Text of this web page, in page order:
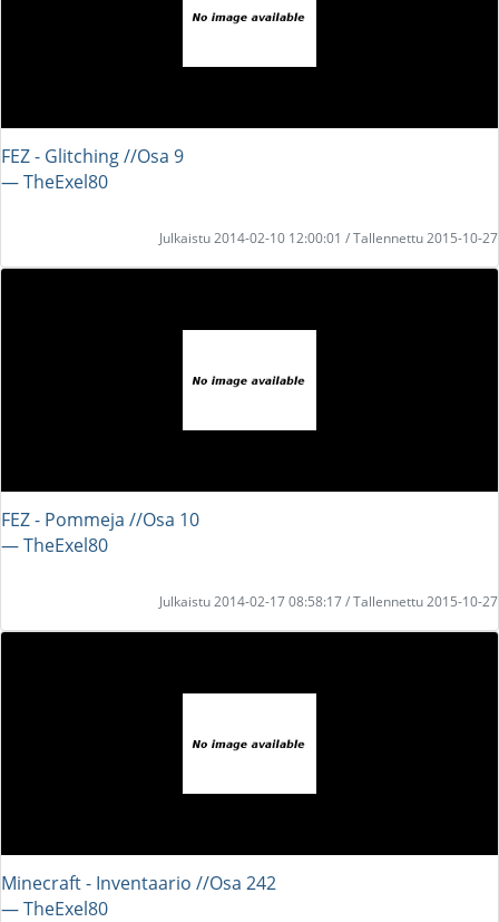
FEZ - Glitching //Osa 9
― TheExel80
Julkaistu 2014-02-10 12:00:01 / Tallennettu 2015-10-27
FEZ - Pommeja //Osa 10
― TheExel80
Julkaistu 2014-02-17 08:58:17 / Tallennettu 2015-10-27
Minecraft - Inventaario //Osa 242
― TheExel80